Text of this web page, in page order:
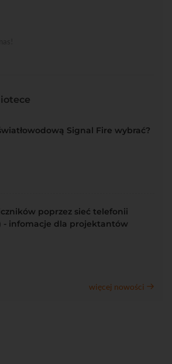
Signal Fire wybrać?
poprzez sieć telefonii
- infomacje dla projektantów
więcej nowości